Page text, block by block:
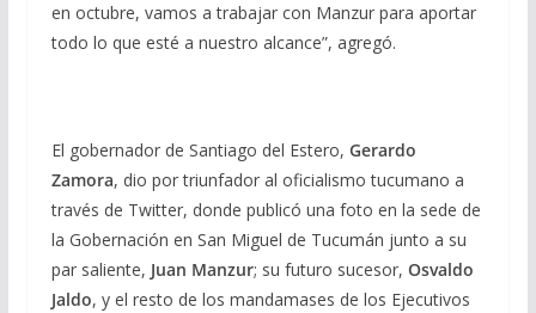
en octubre, vamos a trabajar con Manzur para aportar
todo lo que esté a nuestro alcance”, agregó.
El gobernador de Santiago del Estero, Gerardo
Zamora, dio por triunfador al oficialismo tucumano a
través de Twitter, donde publicó una foto en la sede de
la Gobernación en San Miguel de Tucumán junto a su
par saliente, Juan Manzur; su futuro sucesor, Osvaldo
Jaldo, y el resto de los mandamases de los Ejecutivos